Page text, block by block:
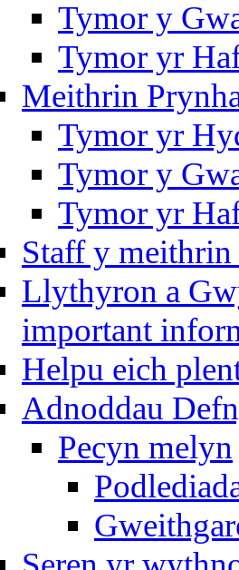
Tymor y
Tymor yr
Meithrin
Tymor yr
Tymor y
Tymor yr
Staff y
Llythyron a
important
Helpu eich
Adnoddau
Pecyn melyn